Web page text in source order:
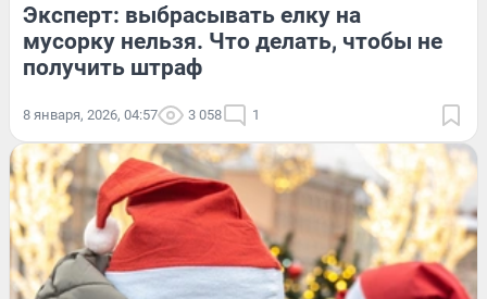
Эксперт: выбрасывать елку на
мусорку нельзя. Что делать, чтобы не
получить штраф
8 января, 2026, 04:57 3 058 1